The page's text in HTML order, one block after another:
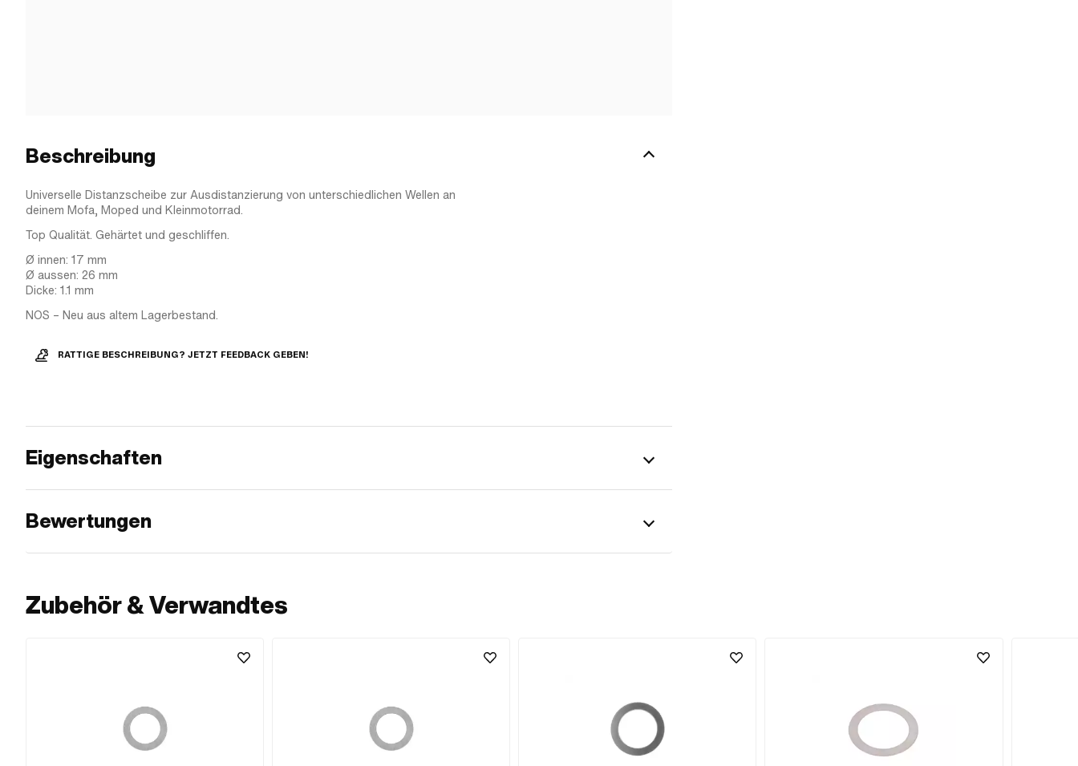
Beschreibung
Universelle Distanzscheibe zur Ausdistanzierung von unterschiedlichen Wellen an
deinem Mofa, Moped und Kleinmotorrad.
Top Qualität. Gehärtet und geschliffen.
Ø innen: 17 mm
Ø aussen: 26 mm
Dicke: 1.1 mm
NOS – Neu aus altem Lagerbestand.
RATTIGE BESCHREIBUNG? JETZT FEEDBACK GEBEN!
Eigenschaften
Bewertungen
Zubehör & Verwandtes